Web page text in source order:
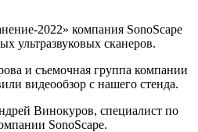
2022» компания SonoScape
ультразвуковых сканеров.
и съемочная группа компании
видеообзор с нашего стенда.
Винокуров, специалист по
SonoScape.